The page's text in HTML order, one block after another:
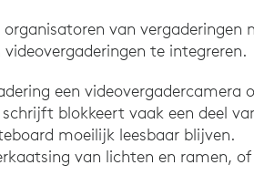
van vergaderingen
te integreren.
een videovergadercamera
blokkeert vaak een deel
moeilijk leesbaar blijven.
van lichten en ramen, of